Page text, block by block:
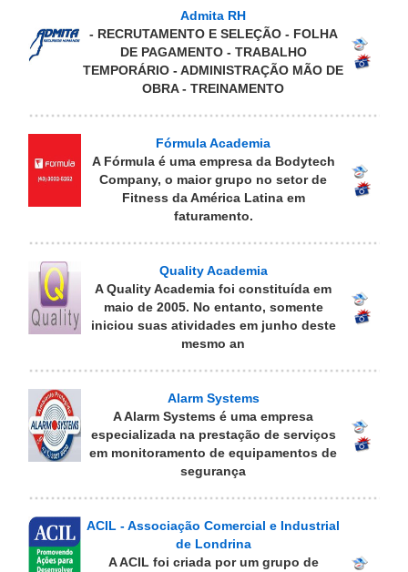
Admita RH
- RECRUTAMENTO E SELEÇÃO - FOLHA
DE PAGAMENTO - TRABALHO
TEMPORÁRIO - ADMINISTRAÇÃO MÃO DE
OBRA - TREINAMENTO
Fórmula Academia
A Fórmula é uma empresa da Bodytech
Company, o maior grupo no setor de
Fitness da América Latina em
faturamento.
Quality Academia
A Quality Academia foi constituída em
maio de 2005. No entanto, somente
iniciou suas atividades em junho deste
mesmo an
Alarm Systems
A Alarm Systems é uma empresa
especializada na prestação de serviços
em monitoramento de equipamentos de
segurança
ACIL - Associação Comercial e Industrial
de Londrina
A ACIL foi criada por um grupo de